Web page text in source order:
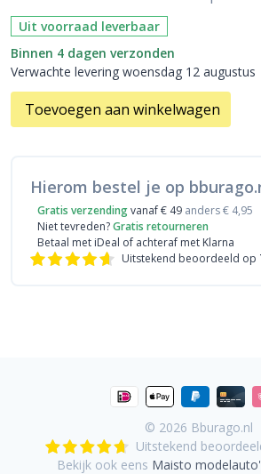
Uit voorraad leverbaar
Binnen 4 dagen verzonden
Verwachte levering woensdag 12 augustus
Toevoegen aan winkelwagen
Hierom bestel je op
Gratis verzendingvanaf € 49 anders € 4,95
Niet tevreden?Gratis retourneren
Betaal met iDeal of achteraf met Klarna
Uitstekend beoordeeld op
© 2026 Bburago.nl
Uitstekend
Bekijk ook eens Maisto